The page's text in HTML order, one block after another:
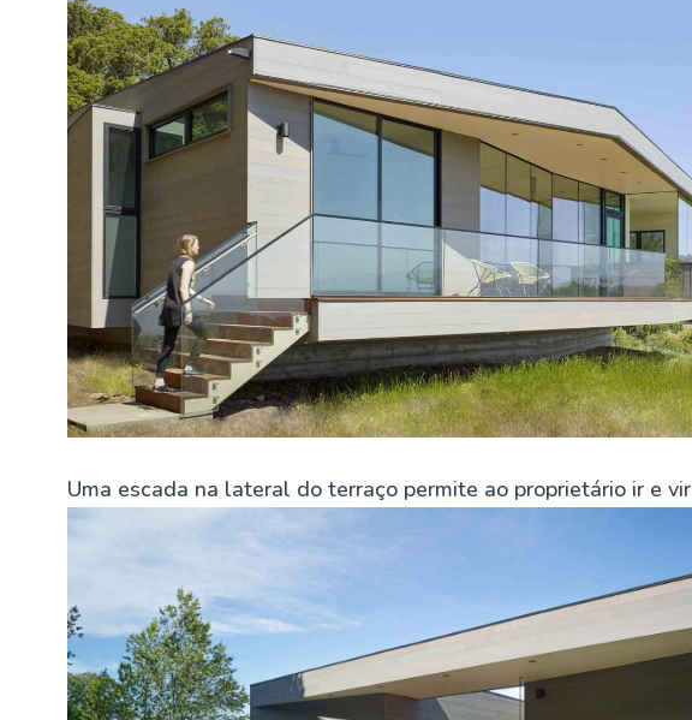
Uma escada na lateral do terraço permite ao proprietário ir e